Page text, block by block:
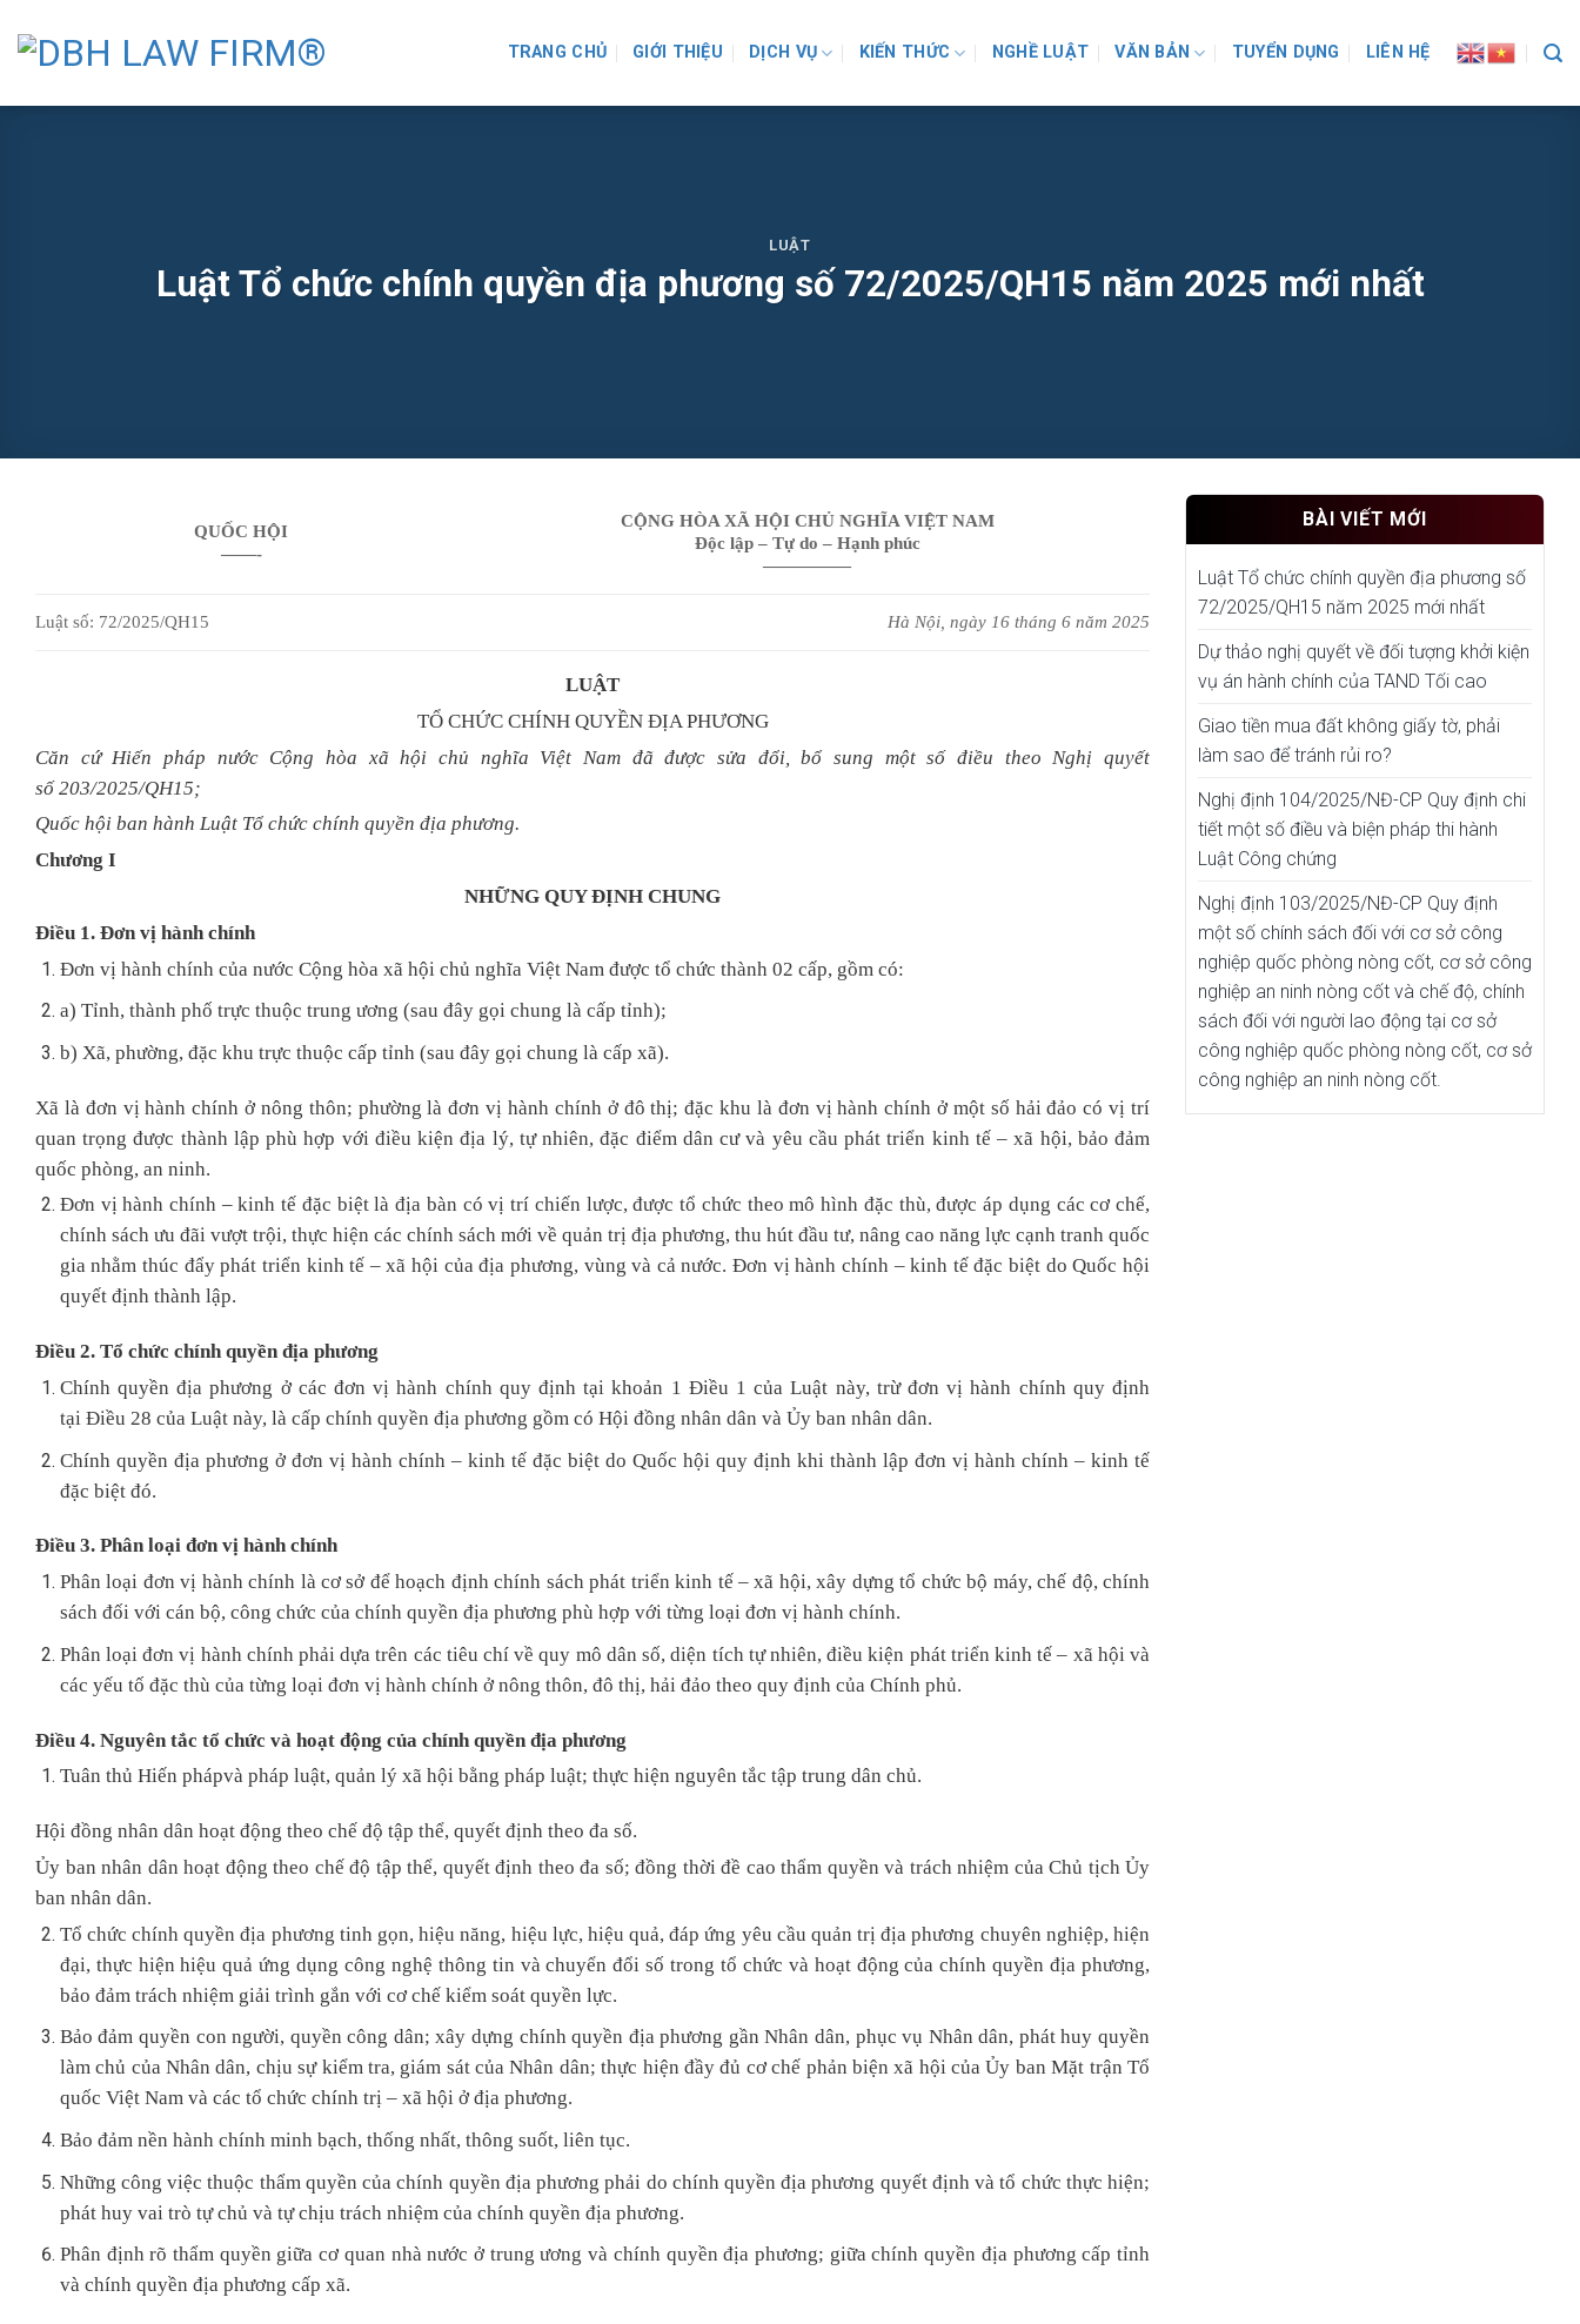
content
TRANG CHỦ GIỚI THIỆU DỊCH VỤ KIẾN THỨC NGHỀ LUẬT VĂN BẢN TUYỂN DỤNG LIÊN HỆ
LUẬT
Luật Tổ chức chính quyền địa phương số 72/2025/QH15 năm 2025 mới nhất
QUỐC HỘI
——-
CỘNG HÒA XÃ HỘI CHỦ NGHĨA VIỆT NAM
Độc lập – Tự do – Hạnh phúc
—————
Luật số: 72/2025/QH15 Hà Nội, ngày 16 tháng 6 năm 2025
LUẬT
TỔ CHỨC CHÍNH QUYỀN ĐỊA PHƯƠNG
Căn cứ Hiến pháp nước Cộng hòa xã hội chủ nghĩa Việt Nam đã được sửa đổi, bổ sung một số điều theo Nghị quyết
số 203/2025/QH15;
Quốc hội ban hành Luật Tổ chức chính quyền địa phương.
Chương I
NHỮNG QUY ĐỊNH CHUNG
Điều 1. Đơn vị hành chính
Đơn vị hành chính của nước Cộng hòa xã hội chủ nghĩa Việt Nam được tổ chức thành 02 cấp, gồm có:
a) Tỉnh, thành phố trực thuộc trung ương (sau đây gọi chung là cấp tỉnh);
b) Xã, phường, đặc khu trực thuộc cấp tỉnh (sau đây gọi chung là cấp xã).
Xã là đơn vị hành chính ở nông thôn; phường là đơn vị hành chính ở đô thị; đặc khu là đơn vị hành chính ở một số hải đảo có vị trí
quan trọng được thành lập phù hợp với điều kiện địa lý, tự nhiên, đặc điểm dân cư và yêu cầu phát triển kinh tế – xã hội, bảo đảm
quốc phòng, an ninh.
Đơn vị hành chính – kinh tế đặc biệt là địa bàn có vị trí chiến lược, được tổ chức theo mô hình đặc thù, được áp dụng các cơ chế,
chính sách ưu đãi vượt trội, thực hiện các chính sách mới về quản trị địa phương, thu hút đầu tư, nâng cao năng lực cạnh tranh quốc
gia nhằm thúc đẩy phát triển kinh tế – xã hội của địa phương, vùng và cả nước. Đơn vị hành chính – kinh tế đặc biệt do Quốc hội
quyết định thành lập.
Điều 2. Tổ chức chính quyền địa phương
Chính quyền địa phương ở các đơn vị hành chính quy định tại khoản 1 Điều 1 của Luật này, trừ đơn vị hành chính quy định
tại Điều 28 của Luật này, là cấp chính quyền địa phương gồm có Hội đồng nhân dân và Ủy ban nhân dân.
Chính quyền địa phương ở đơn vị hành chính – kinh tế đặc biệt do Quốc hội quy định khi thành lập đơn vị hành chính – kinh tế
đặc biệt đó.
Điều 3. Phân loại đơn vị hành chính
Phân loại đơn vị hành chính là cơ sở để hoạch định chính sách phát triển kinh tế – xã hội, xây dựng tổ chức bộ máy, chế độ, chính
sách đối với cán bộ, công chức của chính quyền địa phương phù hợp với từng loại đơn vị hành chính.
Phân loại đơn vị hành chính phải dựa trên các tiêu chí về quy mô dân số, diện tích tự nhiên, điều kiện phát triển kinh tế – xã hội và
các yếu tố đặc thù của từng loại đơn vị hành chính ở nông thôn, đô thị, hải đảo theo quy định của Chính phủ.
Điều 4. Nguyên tắc tổ chức và hoạt động của chính quyền địa phương
Tuân thủ Hiến phápvà pháp luật, quản lý xã hội bằng pháp luật; thực hiện nguyên tắc tập trung dân chủ.
Hội đồng nhân dân hoạt động theo chế độ tập thể, quyết định theo đa số.
Ủy ban nhân dân hoạt động theo chế độ tập thể, quyết định theo đa số; đồng thời đề cao thẩm quyền và trách nhiệm của Chủ tịch Ủy
ban nhân dân.
Tổ chức chính quyền địa phương tinh gọn, hiệu năng, hiệu lực, hiệu quả, đáp ứng yêu cầu quản trị địa phương chuyên nghiệp, hiện
đại, thực hiện hiệu quả ứng dụng công nghệ thông tin và chuyển đổi số trong tổ chức và hoạt động của chính quyền địa phương,
bảo đảm trách nhiệm giải trình gắn với cơ chế kiểm soát quyền lực.
Bảo đảm quyền con người, quyền công dân; xây dựng chính quyền địa phương gần Nhân dân, phục vụ Nhân dân, phát huy quyền
làm chủ của Nhân dân, chịu sự kiểm tra, giám sát của Nhân dân; thực hiện đầy đủ cơ chế phản biện xã hội của Ủy ban Mặt trận Tổ
quốc Việt Nam và các tổ chức chính trị – xã hội ở địa phương.
Bảo đảm nền hành chính minh bạch, thống nhất, thông suốt, liên tục.
Những công việc thuộc thẩm quyền của chính quyền địa phương phải do chính quyền địa phương quyết định và tổ chức thực hiện;
phát huy vai trò tự chủ và tự chịu trách nhiệm của chính quyền địa phương.
Phân định rõ thẩm quyền giữa cơ quan nhà nước ở trung ương và chính quyền địa phương; giữa chính quyền địa phương cấp tỉnh
và chính quyền địa phương cấp xã.
BÀI VIẾT MỚI
Luật Tổ chức chính quyền địa phương số
72/2025/QH15 năm 2025 mới nhất
Dự thảo nghị quyết về đối tượng khởi kiện
vụ án hành chính của TAND Tối cao
Giao tiền mua đất không giấy tờ, phải
làm sao để tránh rủi ro?
Nghị định 104/2025/NĐ-CP Quy định chi
tiết một số điều và biện pháp thi hành
Luật Công chứng
Nghị định 103/2025/NĐ-CP Quy định
một số chính sách đối với cơ sở công
nghiệp quốc phòng nòng cốt, cơ sở công
nghiệp an ninh nòng cốt và chế độ, chính
sách đối với người lao động tại cơ sở
công nghiệp quốc phòng nòng cốt, cơ sở
công nghiệp an ninh nòng cốt.